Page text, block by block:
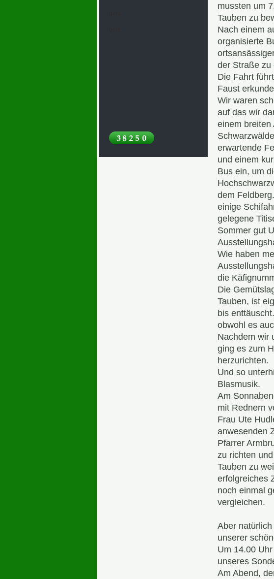
mussten um
Tauben zu
Nach einem
organisierte
der Straße zu
Die Fahrt
Faust
Wir waren
auf das wir
einem breiten
erwartende
und einem
Bus ein, um
dem
einige
gelegene
Sommer gut
Wie haben
die
Die
Tauben, ist
bis
obwohl es
Nachdem wir
ging es zum
herzurichten.
Und so
Blasmusik.
Am
mit Rednern
Frau Ute
anwesenden
Pfarrer
zu richten
Tauben zu
erfolgreiches
noch einmal
vergleichen.
Aber
unserer
Um 14.00
unseres
Am Abend,